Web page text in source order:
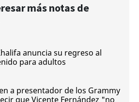
más notas de
anuncia su regreso al
para adultos
a presentador de los Grammy
que Vicente Fernández "no